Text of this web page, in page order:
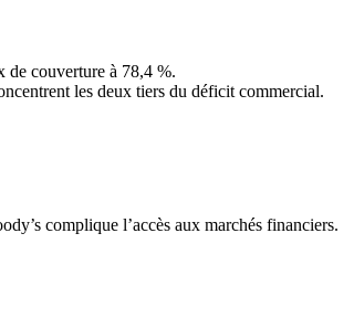
de couverture à 78,4 %.
les deux tiers du déficit commercial.
complique l’accès aux marchés financiers.